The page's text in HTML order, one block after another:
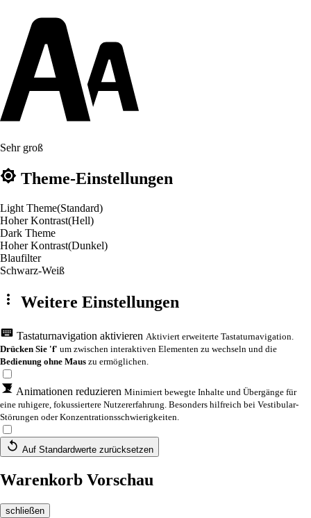
Sehr groß
Theme-Einstellungen
Light Theme(Standard)
Hoher Kontrast(Hell)
Dark Theme
Hoher Kontrast(Dunkel)
Blaufilter
Schwarz-Weiß
Weitere Einstellungen
Tastaturnavigation aktivieren Aktiviert erweiterte Tastaturnavigation.
Drücken Sie 'f' um zwischen interaktiven Elementen zu wechseln und die
Bedienung ohne Maus zu ermöglichen.
Animationen reduzieren Minimiert bewegte Inhalte und Übergänge für
eine ruhigere, fokussiertere Nutzererfahrung. Besonders hilfreich bei Vestibular-
Störungen oder Konzentrationsschwierigkeiten.
Auf Standardwerte zurücksetzen
Warenkorb Vorschau
schließen